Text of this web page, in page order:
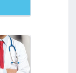
Voir